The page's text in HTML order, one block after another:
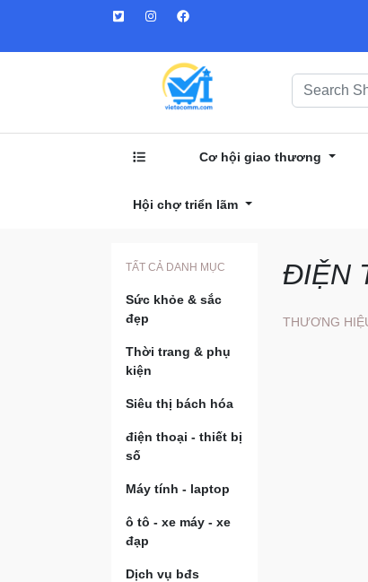
Cơ hội giao thương
Hội chợ triển lãm
TẤT CẢ DANH MỤC
Sức khỏe & sắc
đẹp
Thời trang & phụ
kiện
Siêu thị bách hóa
điện thoại - thiết bị
số
Máy tính - laptop
ô tô - xe máy - xe
đạp
Dịch vụ bđs
ĐIỆN
THƯƠNG